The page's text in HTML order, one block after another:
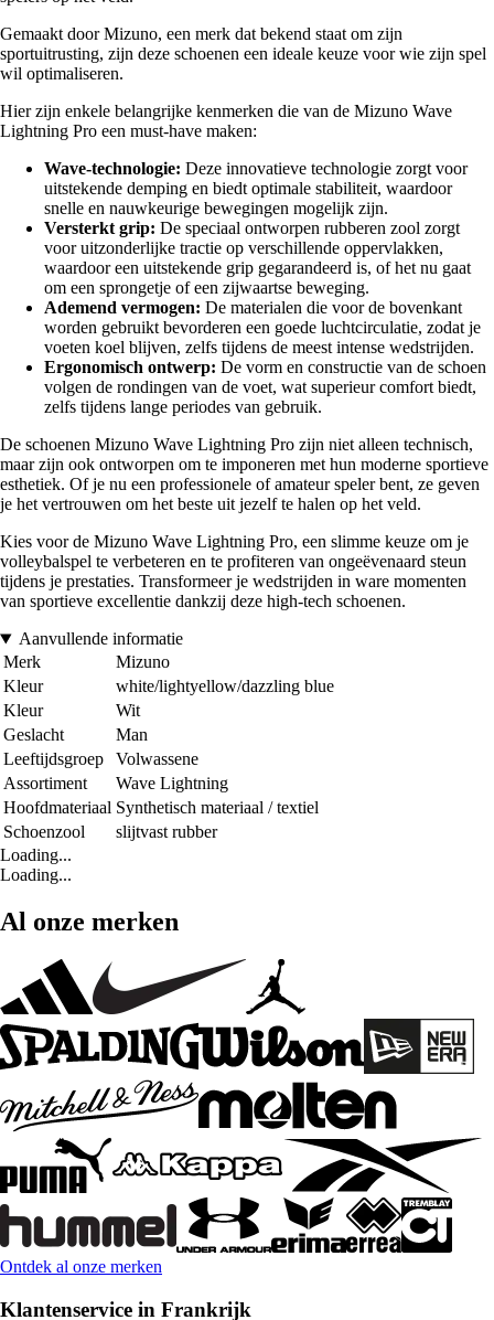
Gemaakt door Mizuno, een merk dat bekend staat om zijn
sportuitrusting, zijn deze schoenen een ideale keuze voor wie zijn spel
wil optimaliseren.
Hier zijn enkele belangrijke kenmerken die van de Mizuno Wave
Lightning Pro een must-have maken:
Wave-technologie: Deze innovatieve technologie zorgt voor
uitstekende demping en biedt optimale stabiliteit, waardoor
snelle en nauwkeurige bewegingen mogelijk zijn.
Versterkt grip: De speciaal ontworpen rubberen zool zorgt
voor uitzonderlijke tractie op verschillende oppervlakken,
waardoor een uitstekende grip gegarandeerd is, of het nu gaat
om een sprongetje of een zijwaartse beweging.
Ademend vermogen: De materialen die voor de bovenkant
worden gebruikt bevorderen een goede luchtcirculatie, zodat je
voeten koel blijven, zelfs tijdens de meest intense wedstrijden.
Ergonomisch ontwerp: De vorm en constructie van de schoen
volgen de rondingen van de voet, wat superieur comfort biedt,
zelfs tijdens lange periodes van gebruik.
De schoenen Mizuno Wave Lightning Pro zijn niet alleen technisch,
maar zijn ook ontworpen om te imponeren met hun moderne sportieve
esthetiek. Of je nu een professionele of amateur speler bent, ze geven
je het vertrouwen om het beste uit jezelf te halen op het veld.
Kies voor de Mizuno Wave Lightning Pro, een slimme keuze om je
volleybalspel te verbeteren en te profiteren van ongeëvenaard steun
tijdens je prestaties. Transformeer je wedstrijden in ware momenten
van sportieve excellentie dankzij deze high-tech schoenen.
Aanvullende informatie
Merk
Mizuno
Kleur
white/lightyellow/dazzling blue
Kleur
Wit
Geslacht
Man
Leeftijdsgroep
Volwassene
Assortiment
Wave Lightning
Hoofdmateriaal Synthetisch materiaal / textiel
Schoenzool
slijtvast rubber
Loading...
Loading...
Al onze merken
Ontdek al onze merken
Klantenservice in Frankrijk